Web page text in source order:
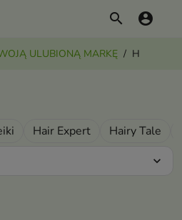
search account_circle
ULUBIONĄ MARKĘ H
Hair Expert Hairy Tale
expand_more